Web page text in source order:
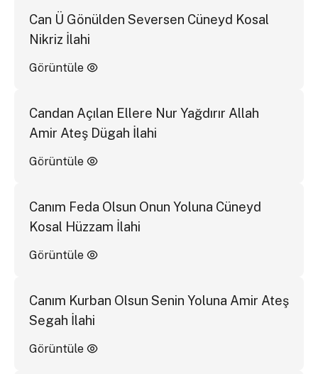
Can Ü Gönülden Seversen Cüneyd Kosal
Nikriz İlahi
Görüntüle
Candan Açılan Ellere Nur Yağdırır Allah
Amir Ateş Dügah İlahi
Görüntüle
Canım Feda Olsun Onun Yoluna Cüneyd
Kosal Hüzzam İlahi
Görüntüle
Canım Kurban Olsun Senin Yoluna Amir Ateş
Segah İlahi
Görüntüle